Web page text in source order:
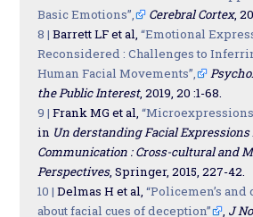
Basic Emotions”,
Cerebral Cortex,
8 | Barrett LF et al,“Emotional
Reconsidered : Challenges to
Human Facial Movements”,
the Public Interest, 2019, 20 :1-68.
9 | Frank MG et al,
in Un derstanding Facial Expressions
Communication : Cross-cultural and
Perspectives, Springer, 2015, 227-42.
10 | Delmas H et al,“Policemen’s
about facial cues of deception”
, J